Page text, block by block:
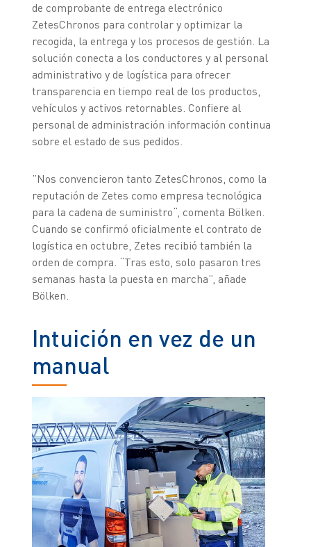
de comprobante de entrega electrónico
ZetesChronos para controlar y optimizar la
recogida, la entrega y los procesos de gestión. La
solución conecta a los conductores y al personal
administrativo y de logística para ofrecer
transparencia en tiempo real de los productos,
vehículos y activos retornables. Confiere al
personal de administración información continua
sobre el estado de sus pedidos.
”Nos convencieron tanto ZetesChronos, como la
reputación de Zetes como empresa tecnológica
para la cadena de suministro“, comenta Bölken.
Cuando se confirmó oficialmente el contrato de
logística en octubre, Zetes recibió también la
orden de compra. “Tras esto, solo pasaron tres
semanas hasta la puesta en marcha”, añade
Bölken.
Intuición en vez de un
manual